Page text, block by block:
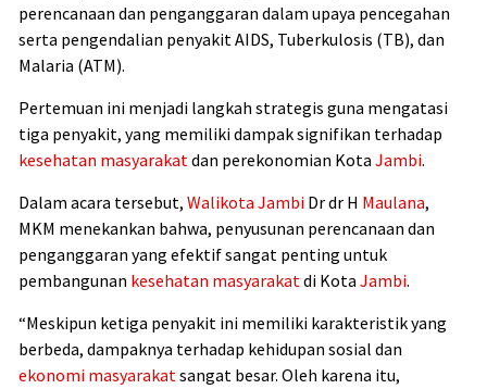
perencanaan dan penganggaran dalam upaya pencegahan
serta pengendalian penyakit AIDS, Tuberkulosis (TB), dan
Malaria (ATM).
Pertemuan ini menjadi langkah strategis guna mengatasi
tiga penyakit, yang memiliki dampak signifikan terhadap
kesehatan masyarakatdan perekonomian Kota Jambi.
Dalam acara tersebut, Walikota Jambi Dr dr H Maulana,
MKM menekankan bahwa, penyusunan perencanaan dan
penganggaran yang efektif sangat penting untuk
pembangunan kesehatan masyarakatdi Kota Jambi.
“Meskipun ketiga penyakit ini memiliki karakteristik yang
berbeda, dampaknya terhadap kehidupan sosial dan
ekonomi masyarakatsangat besar. Oleh karena itu,